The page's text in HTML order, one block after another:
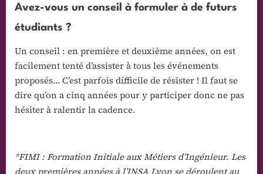
Avez-vous un conseil à formuler à de futurs
étudiants ?
Un conseil : en première et deuxième années, on est
facilement tenté d’assister à tous les événements
proposés… C’est parfois difficile de résister ! Il faut se
dire qu’on a cinq années pour y participer donc ne pas
hésiter à ralentir la cadence.
*FIMI : Formation Initiale aux Métiers d’Ingénieur. Les
deux premières années à l’INSA Lyon se déroulent au